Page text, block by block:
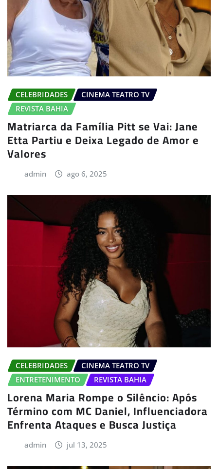
CELEBRIDADES
CINEMA TEATRO TV
REVISTA BAHIA
Matriarca da Família Pitt se Vai: Jane
Etta Partiu e Deixa Legado de Amor e
Valores
admin ago 6, 2025
CELEBRIDADES
CINEMA TEATRO TV
ENTRETENIMENTO
REVISTA BAHIA
Lorena Maria Rompe o Silêncio: Após
Término com MC Daniel, Influenciadora
Enfrenta Ataques e Busca Justiça
admin jul 13, 2025